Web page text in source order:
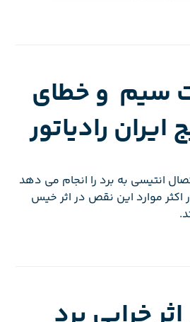
سیم و خطای
انتیسی به برد را انجام می دهد
موارد این نقص در اثر خیس